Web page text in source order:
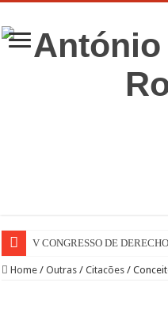
V CONGRESSO DE
Home / Outras / Citacões /